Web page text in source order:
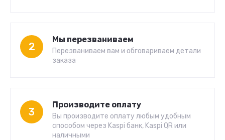
2
Мы перезваниваем
Перезваниваем вам и обговариваем детали
заказа
3
Производите оплату
Вы производите оплату любым удобным
способом через Kaspi банк, Kaspi QR или
наличными